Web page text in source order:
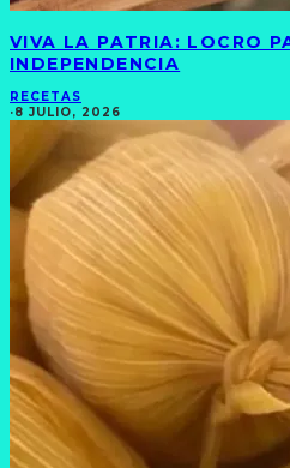
VIVA LA PATRIA: LOCRO
INDEPENDENCIA
RECETAS
·8 JULIO, 2026